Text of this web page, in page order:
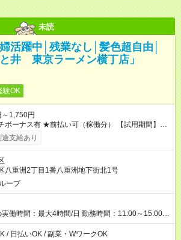
未読
活躍中│残業なし│髪色超自由│
井 東京ラーメン横丁店」
験OK
1,750円
ナス有 ★前払い可（稼働分） 【試用期間】試
支給あり
八重洲2丁目1番八重洲地下街北1号
ープ
実働時間：最大4時間/日 勤務時間：11:00～15:00
平日のみも
自己申告制！ ★残業なし！次の予定も立てやすい
/ 日払いOK / 副業・WワークOK